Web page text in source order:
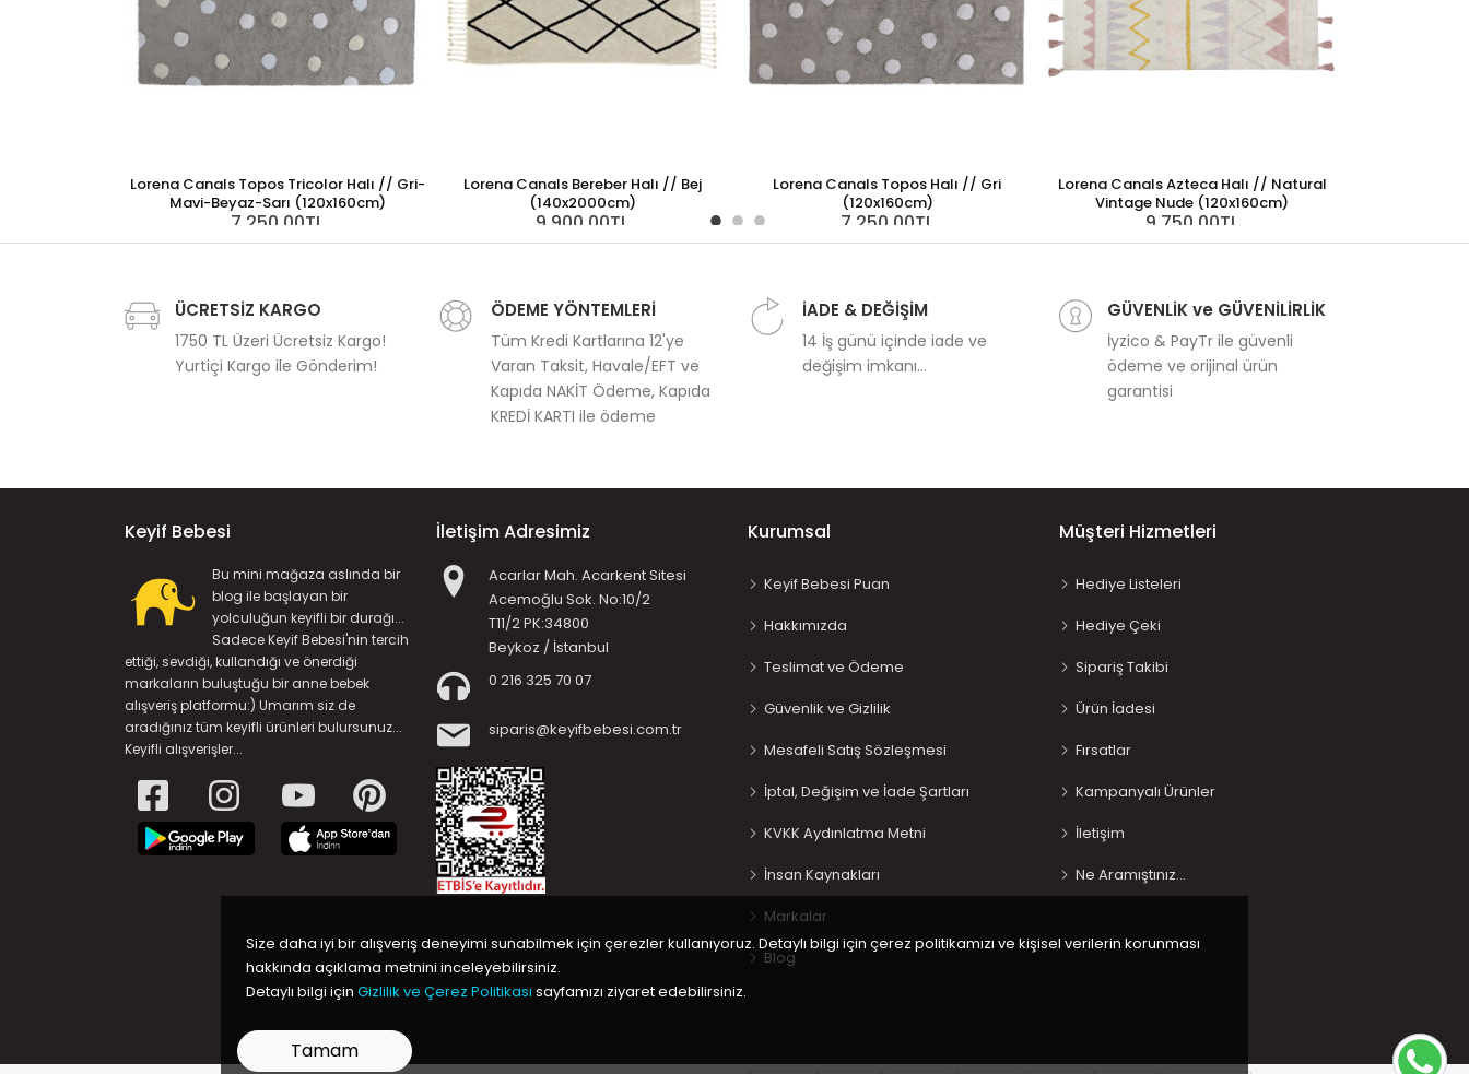
Lorena Canals Topos Tricolor Halı // Gri-
Mavi-Beyaz-Sarı (120x160cm)
7.250,00TL
Lorena Canals Bereber Halı // Bej
(140x2000cm)
9.900,00TL
Lorena Canals Topos Halı // Gri
(120x160cm)
7.250,00TL
Lorena Canals Azteca Halı // Natural
Vintage Nude (120x160cm)
9.750,00TL
Lorena Canals
ÜCRETSİZ KARGO
1750 TL Üzeri Ücretsiz Kargo!
Yurtiçi Kargo ile Gönderim!
ÖDEME YÖNTEMLERİ
Tüm Kredi Kartlarına 12'ye
Varan Taksit, Havale/EFT ve
Kapıda NAKİT Ödeme, Kapıda
KREDİ KARTI ile ödeme
İADE & DEĞİŞİM
14 İş günü içinde iade ve
değişim imkanı...
GÜVENLİK ve GÜVENİLİRLİK
İyzico & PayTr ile güvenli
ödeme ve orijinal ürün
garantisi
Keyif Bebesi
Bu mini mağaza aslında bir
blog ile başlayan bir
yolculuğun keyifli bir durağı...
Sadece Keyif Bebesi'nin tercih
ettiği, sevdiği, kullandığı ve önerdiği
markaların buluştuğu bir anne bebek
alışveriş platformu:) Umarım siz de
aradığınız tüm keyifli ürünleri bulursunuz...
Keyifli alışverişler...
İletişim Adresimiz
Acarlar Mah. Acarkent Sitesi
Acemoğlu Sok. No:10/2
T11/2 PK:34800
Beykoz / İstanbul
0 216 325 70 07
siparis@keyifbebesi.com.tr
Kurumsal
Keyif Bebesi Puan
Hakkımızda
Teslimat ve Ödeme
Güvenlik ve Gizlilik
Mesafeli Satış Sözleşmesi
İptal, Değişim ve İade Şartları
KVKK Aydınlatma Metni
İnsan Kaynakları
Markalar
Blog
Müşteri Hizmetleri
Hediye Listeleri
Hediye Çeki
Sipariş Takibi
Ürün İadesi
Fırsatlar
Kampanyalı Ürünler
İletişim
Ne Aramıştınız…
Size daha iyi bir alışveriş deneyimi sunabilmek için çerezler kullanıyoruz. Detaylı bilgi için çerez politikamızı ve kişisel verilerin korunması
hakkında açıklama metnini inceleyebilirsiniz.
Detaylı bilgi için Gizlilik ve Çerez Politikası sayfamızı ziyaret edebilirsiniz.
Tamam